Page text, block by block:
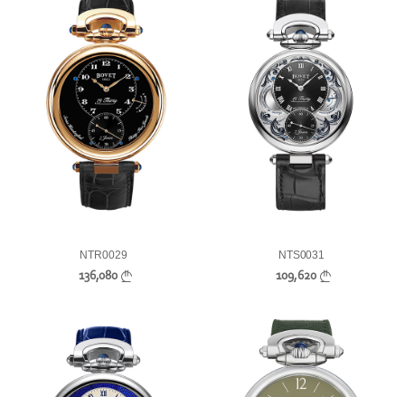
NTR0029
136,080
NTS0031
109,620